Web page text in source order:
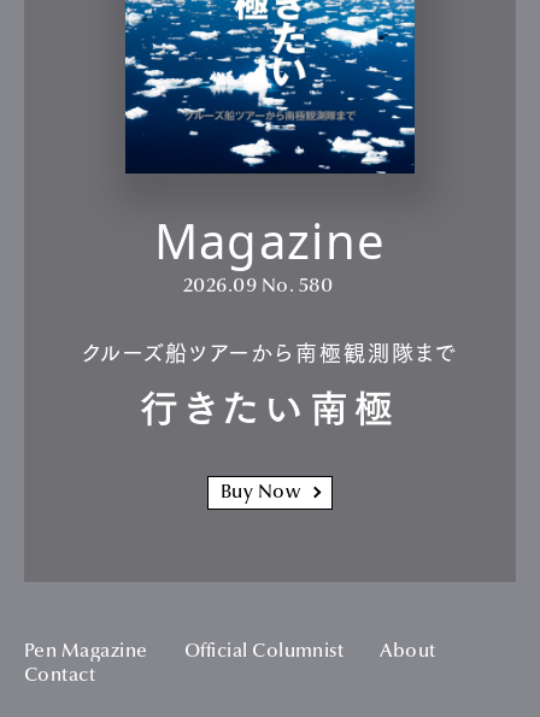
Magazine
2026.09 No. 580
クルーズ船ツアーから南極観測隊まで
行きたい南極
Buy Now
Pen Magazine Official Columnist
About
Contact